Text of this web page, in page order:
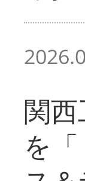
関
を